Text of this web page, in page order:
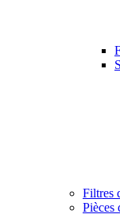
Filtres
Pièces